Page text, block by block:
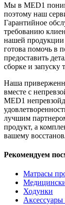
Мы в MED1
поэтому наш
Гарантийное
требованию
нашей
готова помочь в
предоставить
сборке и запуску
Наша
вместе с
MED1
лучшим
продукт, а
вашему
Рекомендуем
Матрасы
Ходунки